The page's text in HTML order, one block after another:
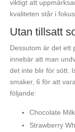
viktigt att
kvaliteten står i
Utan tillsatt
Dessutom är det ett
innebär att man
det inte blir för sött.
smaker, 6 för att
följande:
Chocolate
Strawberry